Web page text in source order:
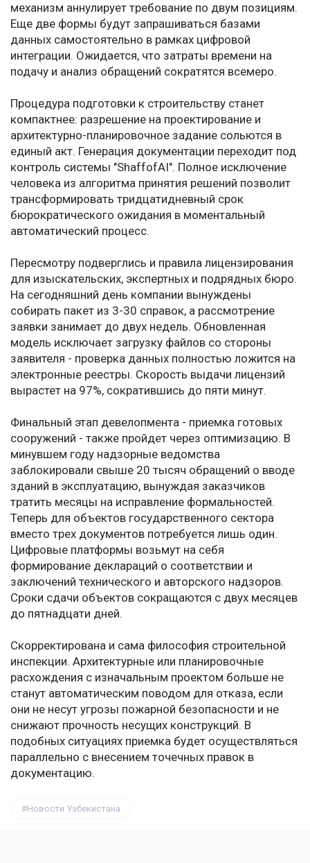
механизм аннулирует требование по двум позициям.
Еще две формы будут запрашиваться базами
данных самостоятельно в рамках цифровой
интеграции. Ожидается, что затраты времени на
подачу и анализ обращений сократятся всемеро.
Процедура подготовки к строительству станет
компактнее: разрешение на проектирование и
архитектурно-планировочное задание сольются в
единый акт. Генерация документации переходит под
контроль системы "ShaffofAI". Полное исключение
человека из алгоритма принятия решений позволит
трансформировать тридцатидневный срок
бюрократического ожидания в моментальный
автоматический процесс.
Пересмотру подверглись и правила лицензирования
для изыскательских, экспертных и подрядных бюро.
На сегодняшний день компании вынуждены
собирать пакет из 3-30 справок, а рассмотрение
заявки занимает до двух недель. Обновленная
модель исключает загрузку файлов со стороны
заявителя - проверка данных полностью ложится на
электронные реестры. Скорость выдачи лицензий
вырастет на 97%, сократившись до пяти минут.
Финальный этап девелопмента - приемка готовых
сооружений - также пройдет через оптимизацию. В
минувшем году надзорные ведомства
заблокировали свыше 20 тысяч обращений о вводе
зданий в эксплуатацию, вынуждая заказчиков
тратить месяцы на исправление формальностей.
Теперь для объектов государственного сектора
вместо трех документов потребуется лишь один.
Цифровые платформы возьмут на себя
формирование деклараций о соответствии и
заключений технического и авторского надзоров.
Сроки сдачи объектов сокращаются с двух месяцев
до пятнадцати дней.
Скорректирована и сама философия строительной
инспекции. Архитектурные или планировочные
расхождения с изначальным проектом больше не
станут автоматическим поводом для отказа, если
они не несут угрозы пожарной безопасности и не
снижают прочность несущих конструкций. В
подобных ситуациях приемка будет осуществляться
параллельно с внесением точечных правок в
документацию.
Новости Узбекистана